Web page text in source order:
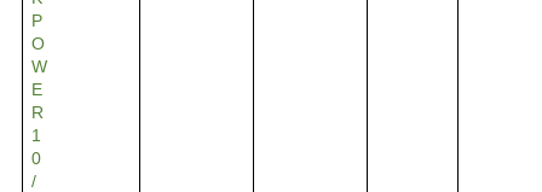
P
O
W
E
R
1
0
/